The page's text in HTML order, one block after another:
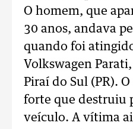
O homem, que
30 anos, andava
quando foi
Volkswagen
Piraí do Sul (PR).
forte que destruiu
veículo. A vítima